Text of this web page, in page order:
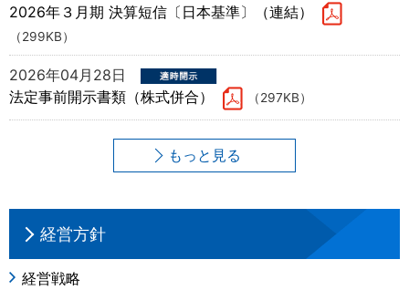
2026年３月期 決算短信〔日本基準〕（連結）
（299KB）
2026年04月28日
法定事前開示書類（株式併合）
（297KB）
もっと見る
経営方針
経営戦略